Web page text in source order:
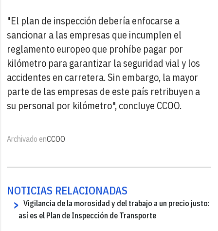
"El plan de inspección debería enfocarse a
sancionar a las empresas que incumplen el
reglamento europeo que prohíbe pagar por
kilómetro para garantizar la seguridad vial y los
accidentes en carretera. Sin embargo, la mayor
parte de las empresas de este país retribuyen a
su personal por kilómetro", concluye CCOO.
Archivado enCCOO
NOTICIAS RELACIONADAS
Vigilancia de la morosidad y del trabajo a un precio justo:
así es el Plan de Inspección de Transporte